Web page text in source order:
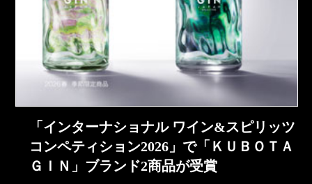
「インターナショナル ワイン&スピリッツ
コンペティション2026」で「ＫＵＢＯＴＡ
ＧＩＮ」ブランド2商品が受賞